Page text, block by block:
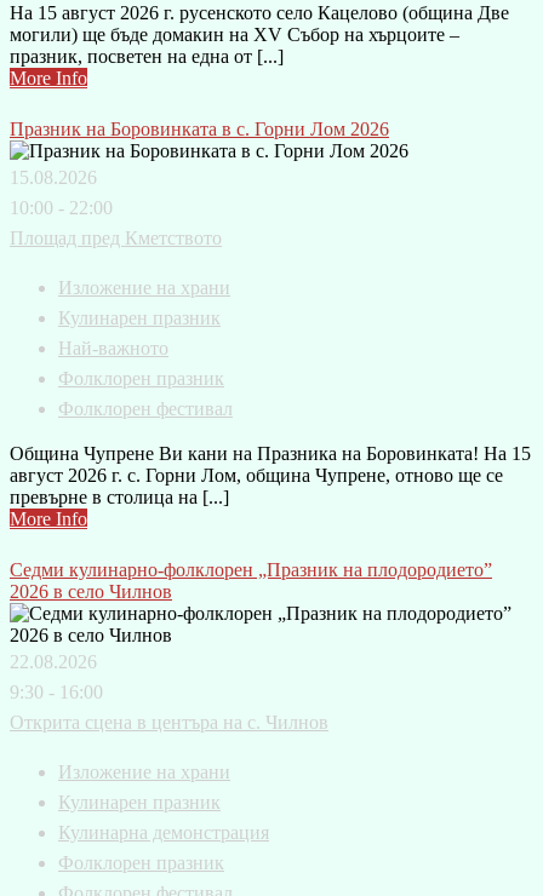
На 15 август 2026 г. русенското село Кацелово (община Две
могили) ще бъде домакин на XV Събор на хърцоите –
празник, посветен на една от [...]
More Info
Празник на Боровинката в с. Горни Лом 2026
15.08.2026
10:00 - 22:00
Площад пред Кметството
Изложение на храни
Кулинарен празник
Най-важното
Фолклорен празник
Фолклорен фестивал
Община Чупрене Ви кани на Празника на Боровинката! На 15
август 2026 г. с. Горни Лом, община Чупрене, отново ще се
превърне в столица на [...]
More Info
Седми кулинарно-фолклорен „Празник на плодородието”
2026 в село Чилнов
22.08.2026
9:30 - 16:00
Открита сцена в центъра на с. Чилнов
Изложение на храни
Кулинарен празник
Кулинарна демонстрация
Фолклорен празник